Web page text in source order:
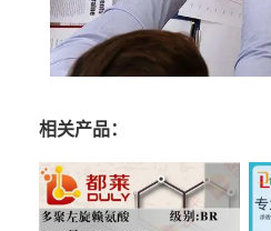
相关产品：